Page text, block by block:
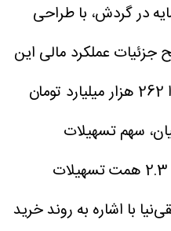
در گردش، با طراحی
جزئیات عملکرد مالی این
نهاد، از رشد خیره‌کننده 70 درصدی منابع بانک خبر داد که رقمی بالاتر از میانگین نظام بانکی کشور به شمار می‌رود. او مجموع تسهیلات پرداختی بانک را 262 هزار میلیارد تومان
سهم تسهیلات
قرض‌الحسنه ازدواج و فرزندآوری معادل 7.8 همت و سهم بخش مسکن نیز 7.6 همت بوده است. همچنین در راستای حمایت از تولیدکنندگان پروتئینی، 2.3 همت تسهیلات
است. متقی‌نیا با اشاره به روند خرید